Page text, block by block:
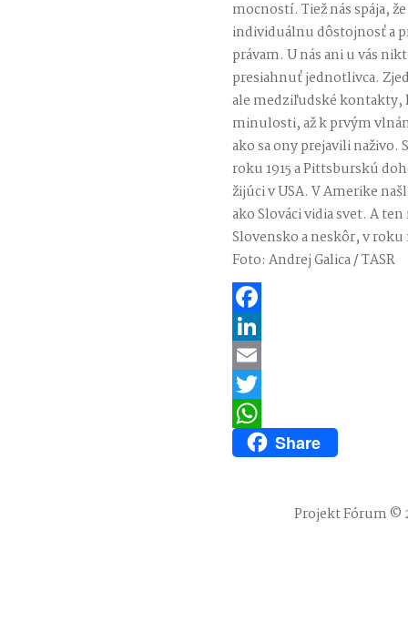
mocností. Tiež nás spája,
individuálnu dôstojnosť a
právam. U nás ani u vás
presiahnuť jednotlivca.
ale medziľudské kontakty,
minulosti, až k prvým
ako sa ony prejavili
roku 1915 a Pittsburskú
žijúci v USA. V Amerike
ako Slováci vidia svet. A
Slovensko a neskôr, v
Foto: Andrej Galica / TASR
Facebook
LinkedIn
Email
Twitter
WhatsAppShare
Projekt Fórum ©